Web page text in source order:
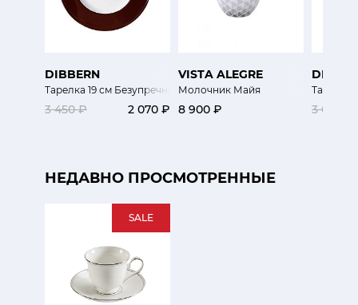
DIBBERN
Тарелка 19 см Безупречный цвет
3 450 ₽ 2 070 ₽
VISTA ALEGRE
Молочник Майя
8 900 ₽
Тарелка
3 000 ₽
НЕДАВНО ПРОСМОТРЕННЫЕ
SALE